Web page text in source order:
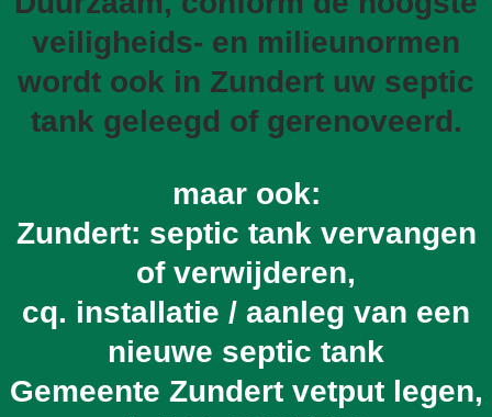
veiligheids- en milieunormen
wordt ook in Zundert uw septic
tank geleegd of gerenoveerd.
maar ook:
Zundert: septic tank vervangen
of verwijderen,
cq. installatie / aanleg van een
nieuwe septic tank
Gemeente Zundert vetput legen,